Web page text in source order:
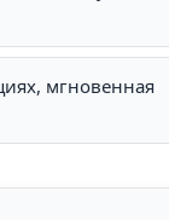
мгновенная